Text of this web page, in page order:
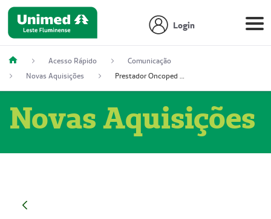
Login
Acesso Rápido
Comunicação
Novas Aquisições
Prestador Oncoped Serviços Médicos (51004335-0)
Novas Aquisições